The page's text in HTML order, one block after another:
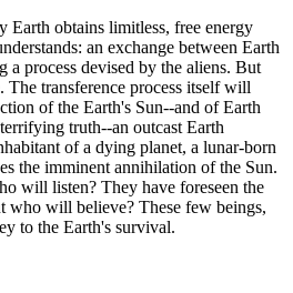
Earth obtains limitless, free energy
an exchange between Earth
a process devised by the aliens. But
The transference process itself will
of the Earth's Sun--and of Earth
truth--an outcast Earth
of a dying planet, a lunar-born
the imminent annihilation of the Sun.
will listen? They have foreseen the
who will believe? These few beings,
to the Earth's survival.